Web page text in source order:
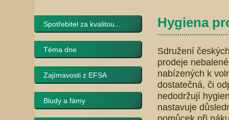
Spotřebitel za kvalitou...
Téma dne
Zajímavosti z EFSA
Bludy a fámy
Hygiena
Sdružení
prodeje
nabízených k
dostatečná, či
nedodržují
nastavuje